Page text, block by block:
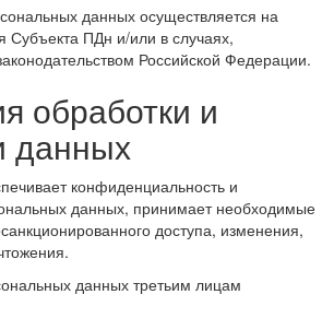
данных осуществляется на
Субъекта ПДн и/или в случаях,
Российской Федерации.
обработки и
данных
конфиденциальность и
данных, принимает необходимые
доступа, изменения,
данных третьим лицам